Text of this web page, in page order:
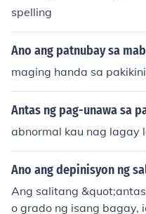
apasya ng valyu sa
g - tinutuklas ang mga
g mga salitang naririnig -
pakikinig - pakikinig sa
awa at sinusuri
spelling
Ano ang patnubay sa
maging handa sa
Antas ng pag-unawa sa
abnormal kau nag lagay
Ano ang depinisyon ng
Ang salitang
o grado ng isang bagay,